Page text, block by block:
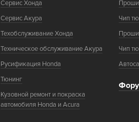
Сервис Хонда
Сервис Акура
Техобслуживание Хонда
Техническое обслуживание Акура
Русификация Honda
Тюнинг
Кузовной ремонт и покраска
автомобиля Honda и Acura
Чип
Чип